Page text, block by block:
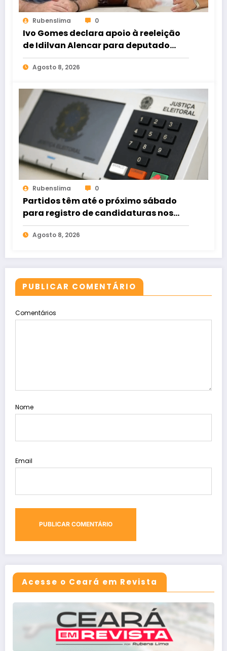
Rubenslima 0
Ivo Gomes declara apoio à reeleição
de Idilvan Alencar para deputado
federal
Agosto 8, 2026
Rubenslima 0
Partidos têm até o próximo sábado
para registro de candidaturas nos
tribunais
Agosto 8, 2026
PUBLICAR COMENTÁRIO
Comentários
Nome
Email
Acesse o Ceará em Revista